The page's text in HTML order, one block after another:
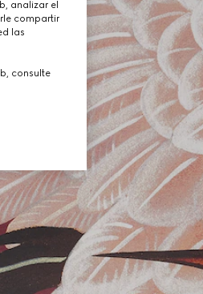
analizar el
compartir
las
consulte